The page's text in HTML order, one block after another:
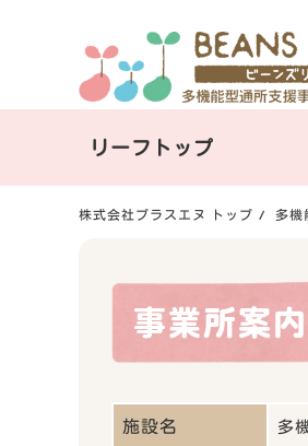
リーフトップ
株式会社プラスエヌ トップ 多機
事業所案内
施設名 多